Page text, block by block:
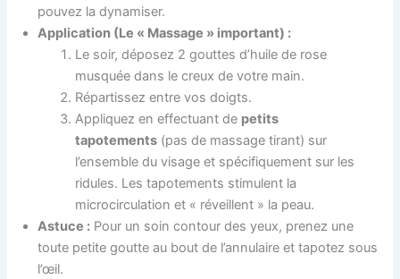
pouvez la dynamiser.
Application (Le « Massage » important) :
Le soir, déposez 2 gouttes d’huile de rose
musquée dans le creux de votre main.
Répartissez entre vos doigts.
Appliquez en effectuant de petits
tapotements (pas de massage tirant) sur
l’ensemble du visage et spécifiquement sur les
ridules. Les tapotements stimulent la
microcirculation et « réveillent » la peau.
Astuce : Pour un soin contour des yeux, prenez une
toute petite goutte au bout de l’annulaire et tapotez sous
l’œil.